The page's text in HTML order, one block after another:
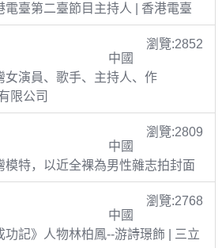
電臺第二臺節目主持人 | 香港電臺
瀏覽:2852
中國
女演員、歌手、主持人、作
限公司
瀏覽:2809
中國
模特，以近全裸為男性雜志拍封面
瀏覽:2768
中國
功記》人物林柏鳳--游詩璟飾 | 三立